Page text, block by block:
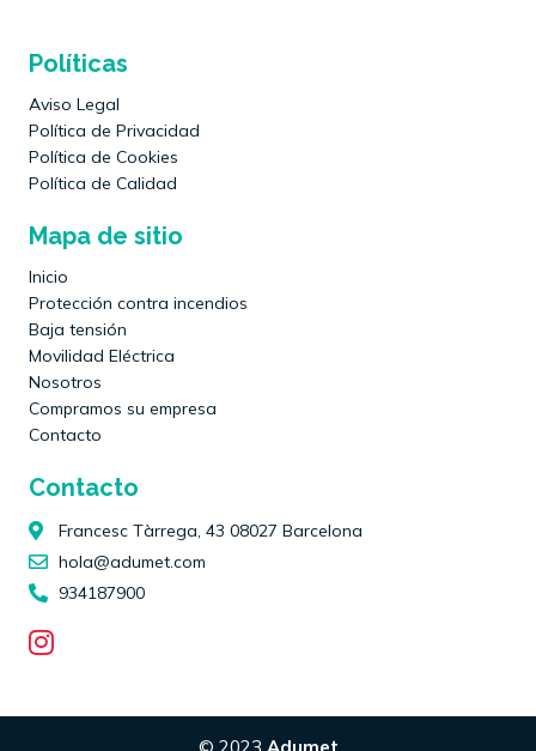
Políticas
Aviso Legal
Política de Privacidad
Política de Cookies
Política de Calidad
Mapa de sitio
Inicio
Protección contra incendios
Baja tensión
Movilidad Eléctrica
Nosotros
Compramos su empresa
Contacto
Contacto
Francesc Tàrrega, 43 08027 Barcelona
hola@adumet.com
934187900